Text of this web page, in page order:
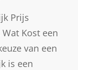
Prijs
Kost een
van een
is een